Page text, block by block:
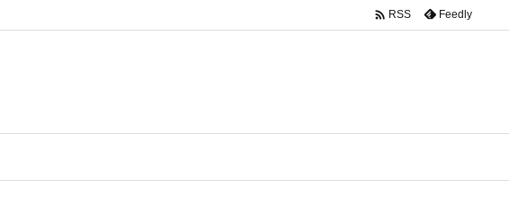
 RSS Feedly